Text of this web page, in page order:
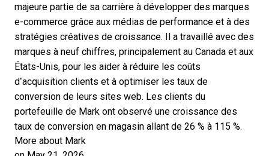
majeure partie de sa carrière à développer des marques
e-commerce grâce aux médias de performance et à des
stratégies créatives de croissance. Il a travaillé avec des
marques à neuf chiffres, principalement au Canada et aux
États-Unis, pour les aider à réduire les coûts
d’acquisition clients et à optimiser les taux de
conversion de leurs sites web. Les clients du
portefeuille de Mark ont observé une croissance des
taux de conversion en magasin allant de 26 % à 115 %.
More about Mark